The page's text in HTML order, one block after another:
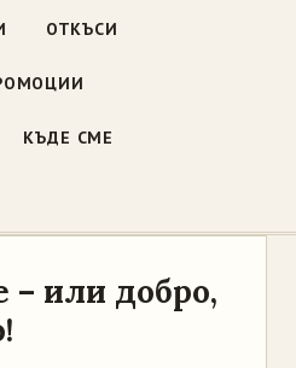
ОТКЪСИ
КЪДЕ СМЕ
– или добро,